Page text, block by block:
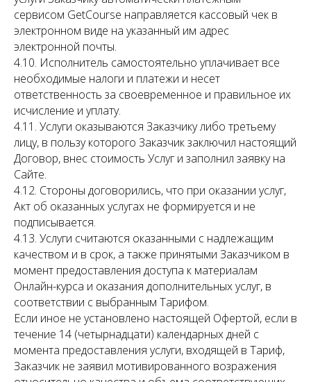
сервисом GetCourse направляется кассовый чек в
электронном виде на указанный им адрес
электронной почты.
4.10. Исполнитель самостоятельно уплачивает все
необходимые налоги и платежи и несет
ответственность за своевременное и правильное их
исчисление и уплату.
4.11. Услуги оказываются Заказчику либо третьему
лицу, в пользу которого Заказчик заключил настоящий
Договор, внес стоимость Услуг и заполнил заявку на
Сайте.
4.12. Стороны договорились, что при оказании услуг,
Акт об оказанных услугах не формируется и не
подписывается.
4.13. Услуги считаются оказанными с надлежащим
качеством и в срок, а также принятыми Заказчиком в
момент предоставления доступа к материалам
Онлайн-курса и оказания дополнительных услуг, в
соответствии с выбранным Тарифом.
Если иное не установлено настоящей Офертой, если в
течение 14 (четырнадцати) календарных дней с
момента предоставления услуги, входящей в Тариф,
Заказчик не заявил мотивированного возражения